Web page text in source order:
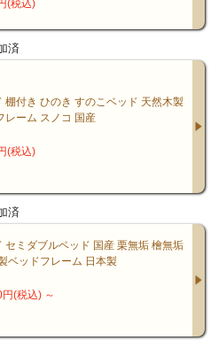
(税込)
済
棚付き ひのき すのこベッド 天然木製
レーム スノコ 国産
(税込)
済
セミダブルベッド 国産 栗無垢 檜無垢
ベッドフレーム 日本製
(税込) ～